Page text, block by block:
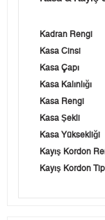
Kadran Rengi
Kasa Cinsi
Kasa Çapı
Kasa Kalınlığı
Kasa Rengi
Kasa Şekli
Kasa Yüksekliği
Kayış Kordon
Kayış Kordon